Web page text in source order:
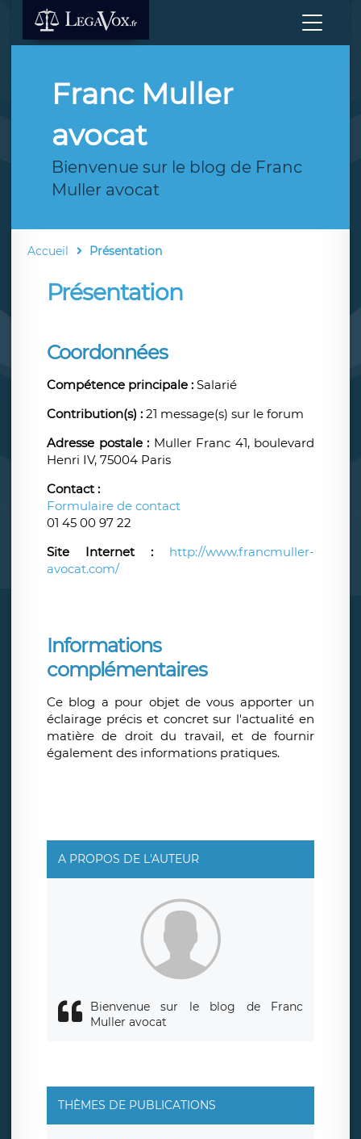
Franc Muller
avocat
Bienvenue sur le blog de Franc
Muller avocat
Accueil Présentation
Présentation
Coordonnées
Compétence principale : Salarié
Contribution(s) : 21 message(s) sur le forum
Adresse postale : Muller Franc 41, boulevard
Henri IV, 75004 Paris
Contact :
Formulaire de contact
01 45 00 97 22
Site Internet : http://www.francmuller-
avocat.com/
Informations
complémentaires
Ce blog a pour objet de vous apporter un
éclairage précis et concret sur l'actualité en
matière de droit du travail, et de fournir
également des informations pratiques.
A PROPOS DE L'AUTEUR
Bienvenue sur le blog de Franc
Muller avocat
THÈMES DE PUBLICATIONS